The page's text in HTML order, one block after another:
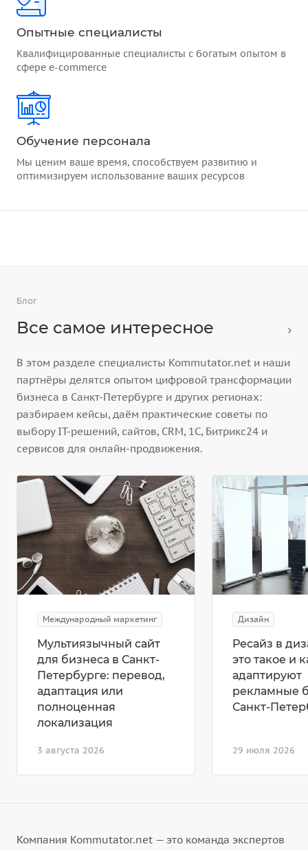
Опытные специалисты
Квалифицированные специалисты с богатым опытом в
сфере e-commerce
Обучение персонала
Мы ценим ваше время, способствуем развитию и
оптимизируем использование ваших ресурсов
Блог
Все самое интересное
В этом разделе специалисты Kommutator.net и наши
партнёры делятся опытом цифровой трансформации
бизнеса в Санкт-Петербурге и других регионах:
разбираем кейсы, даём практические советы по
выбору IT-решений, сайтов, CRM, 1С, Битрикс24 и
сервисов для онлайн-продвижения.
Международный маркетинг
3 августа 2026
Мультиязычный сайт
для бизнеса в Санкт-
Петербурге: перевод,
адаптация или
полноценная
локализация
Дизайн
29 июля 2026
Ресайз в
это такое и
адаптируют
рекламные
Санкт-
Компания Kommutator.net — это команда экспертов